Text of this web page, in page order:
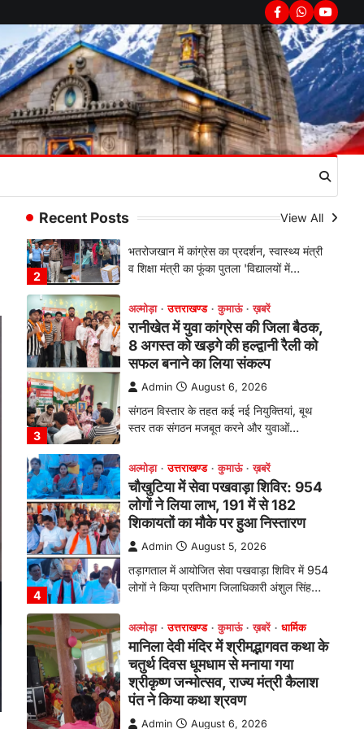
Facebook
Whatsapp
Recent Posts View All
2
ख़बरें
रानीखेत में शिक्षा-स्वास्थ्य व्यवस्था पर
फूटा कांग्रेस का गुस्सा, मंत्री और
सरकार का पुतला फूंका
Admin August 6, 2026
भतरोजखान में कांग्रेस का प्रदर्शन, स्वास्थ्य मंत्री
व शिक्षा मंत्री का फूंका पुतला 'विद्यालयों में…
3
रानीखेत में युवा कांग्रेस की जिला बैठक,
8 अगस्त को खड़गे की हल्द्वानी रैली को
Admin August 6, 2026
संगठन विस्तार के तहत कई नई नियुक्तियां, बूथ
4
अल्मोड़ा उत्तराखण्ड कुमाऊं ख़बरें
चौखुटिया में सेवा पखवाड़ा शिविर: 954
लोगों ने लिया लाभ, 191 में से 182
शिकायतों का मौके पर हुआ निस्तारण
Admin August 5, 2026
तड़ागताल में आयोजित सेवा पखवाड़ा शिविर में 954
1
अल्मोड़ा उत्तराखण्ड कुमाऊं ख़बरें धार्मिक
मानिला देवी मंदिर में श्रीमद्भागवत कथा के
चतुर्थ दिवस धूमधाम से मनाया गया
श्रीकृष्ण जन्मोत्सव, राज्य मंत्री कैलाश
पंत ने किया कथा श्रवण
Admin August 6, 2026
में आयोजित श्रीमद्भागवत कथा के चतुर्थ दिवस
गुरुवार को…
अल्मोड़ा उत्तराखण्ड कुमाऊं ख़बरें
रानीखेत में शिक्षा-स्वास्थ्य व्यवस्था पर